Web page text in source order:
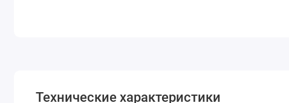
Технические характеристики